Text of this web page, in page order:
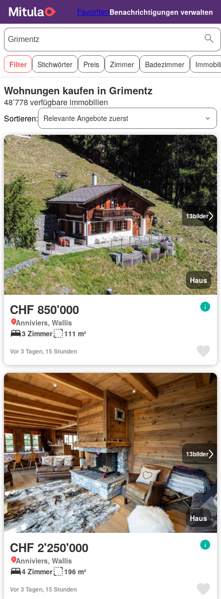
FavoritenBenachrichtigungen verwalten
Filter Stichwörter Preis Zimmer Badezimmer
Wohnungen kaufen in Grimentz
48’778 verfügbare immobilien
Sortieren:
Relevante Angebote zuerst
13bilder
Haus
CHF 850'000
Anniviers, Wallis
3 Zimmer
111 m²
Vor 3 Tagen, 15 Stunden
13bilder
Haus
CHF 2'250'000
Anniviers, Wallis
4 Zimmer
196 m²
Vor 3 Tagen, 15 Stunden